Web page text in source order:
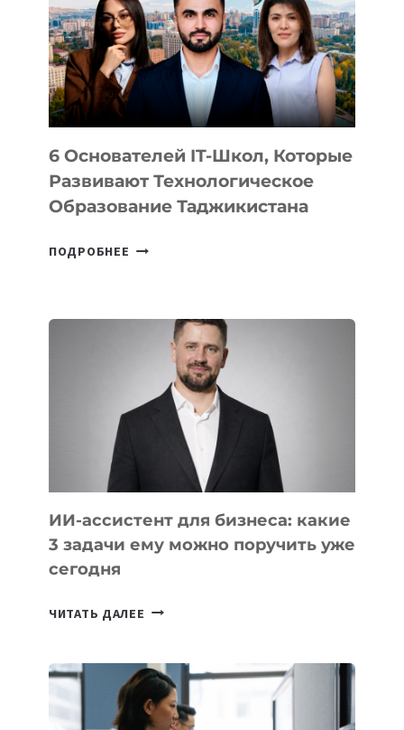
НОВОГО
УСТРОЙСТВА
ОТ
OPENAI
6 Основателей IT-Школ, Которые
Развивают Технологическое
Образование Таджикистана
ПОДРОБНЕЕ
КОТОРЫЕ
РАЗВИВАЮТ
ТЕХНОЛОГИЧЕСКОЕ
ОБРАЗОВАНИЕ
ТАДЖИКИСТАНА
ИИ-ассистент для бизнеса: какие
3 задачи ему можно поручить уже
сегодня
ЧИТАТЬ ДАЛЕЕ ИИ-
БИЗНЕСА:
КАКИЕ
3